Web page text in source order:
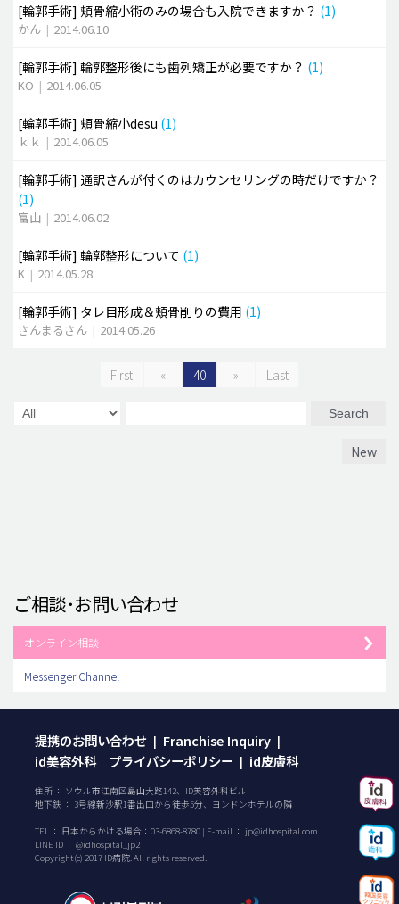
[輪郭手術] 頬骨縮小術のみの場合も入院できますか？ (1)
かん | 2014.06.10
[輪郭手術] 輪郭整形後にも歯列矯正が必要ですか？ (1)
KO | 2014.06.05
[輪郭手術] 頬骨縮小desu (1)
ｋｋ | 2014.06.05
[輪郭手術] 通訳さんが付くのはカウンセリングの時だけですか？
(1)
富山 | 2014.06.02
[輪郭手術] 輪郭整形について (1)
K | 2014.05.28
[輪郭手術] タレ目形成＆頬骨削りの費用 (1)
さんまるさん | 2014.05.26
First « 40 » Last
Search
New
ご相談･お問い合わせ
オンライン相談
Messenger Channel
提携のお問い合わせ | Franchise Inquiry |
id美容外科 プライバシーポリシー | id皮膚科
住所 ： ソウル市江南区島山大路142、ID美容外科ビル
地下鉄 ： 3号線新沙駅1番出口から徒歩5分、ヨンドンホテルの隣
TEL ： 日本からかける場合： 03-6868-8780 | E-mail ： jp@idhospital.com
LINE ID ： @idhospital_jp2
Copyright(c) 2017 ID病院. All rights reserved.